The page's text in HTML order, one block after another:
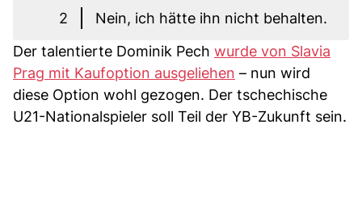
2
Nein, ich hätte ihn nicht behalten.
Der talentierte Dominik Pech wurde von Slavia
Prag mit Kaufoption ausgeliehen – nun wird
diese Option wohl gezogen. Der tschechische
U21-Nationalspieler soll Teil der YB-Zukunft sein.